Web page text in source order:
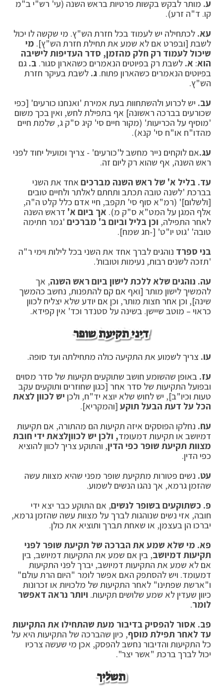
ע. מותר לבקש בקשות פרטיות בראש השנה (עי' רש"י ב"מ
קו. ד"ה זרע).
עא. לכתחילה יש לעמוד בכל חזרת הש"ץ. מי שקשה לו יכול
לשבת [ובפרט אם לא שמע את תחילת חזרת הש"ץ]. מי
שיכול לעמוד רק חלק מהזמן, סדר העדיפות לישיבה
הוא: א. לשבת רק בפיוטים הנאמרים כשהארון סגור. ב. גם
בפיוטים הנאמרים כשהארון פתוח.ג. לשבת בעיקר חזרת
הש"ץ.
עב. יש לכרוע ולהשתחוות בעת אמירת 'ואנחנו כורעים' [כפי
שכורעים בברכה ראשונה] אף בתפילת לחש, ואין בכך משום
'מוסיף על הכריעות' (מקור חיים סי' קיג ס"ק ג, שלמת חיים
מהדו"ח או"ח סי' קנא).
עג.אם לוקחים נייר מחשב ל'כורעים' - צריך ומועיל יחוד לפני
ראש השנה, אף שהוא רק ליום זה.
עד. בליל א' של ראש השנה מברכים אחד את השני
בברכת 'לשנה טובה תכתב ותחתם לאלתר ולחיים טובים
[ולשלום]' (רמ"א סוף סי' תקפב, חיי אדם כלל קלט ה"ה,
אלף המגן על המט"א ס"ק מ). אך ביום א' דראש השנה
לאחר התפילה, וכן בליל וביום ב' מברכים 'גמר חתימה
טובה' 'גוט יו"ט' [-חג שמח].
בני ספרד נוהגים לברך אחד את השני בכל לילות וימי ר"ה
'תזכה לשנים רבות, נעימות וטובות'.
עה. נוהגים שלא ללכת לישון ביום ראש השנה, אך
להמשיך לישון מותר [ואף אם קם להתפנות, נחשב כהמשך
שינה], וכן אחר חצות מותר, וכן אם יודע שלא יצליח לכוון
כראוי – מוטב שיישן. בשינה על סטנדר וכד' אין קפידא.
דיני תקיעת שופר
עו. צריך לשמוע את התקיעה כולה מתחילתה ועד סופה.
עז. באופן שהשומע חושב שתוקעים תקיעות של סדר מסוים
ובפועל התקיעות של סדר אחר [כגון שחוזרים ותוקעים עקב
טעות וכיו"ב], יש לחוש שלא יוצא יד"ח, ולכן יש לכוון לצאת
הכל על דעת הבעל תוקע [והמקריא].
עח. נחלקו הפוסקים איזה תקיעות הם מהתורה, אם תקיעות
דמיושב או תקיעות דמעומד, ולכן יש לכווןלצאת ידי חובת
מצוות תקיעת שופר כפי הדין, והתוקע צריך לכוון להוציא
כפי הדין.
עט. נשים פטורות מתקיעת שופר מפני שהיא מצוות עשה
שהזמן גרמא, אך נהגו הנשים לשמוע.
פ. כשתוקעים בשופר לנשים, אם התוקע כבר יצא ידי
חובה, אזי נשים שנוהגות לברך על מצוות עשה שהזמן גרמא,
יברכו הן בעצמן, או שאחת תברך ותוציא את כולן.
פא. מי שלא שמע את הברכה של תקיעת שופר לפני
תקיעות דמיושב, בין אם שמע את התקיעות דמיושב, בין
אם לא שמע את התקיעות דמיושב, יברך לפני התקיעות
דמעומד. ויש להסתפק האם אפשר לומר "היום הרת עולם"
ו"ארשת שפתינו" לאחר התקיעות של מלכויות או זכרונות
כיוון שעדין לא שמע שלושים תקיעות. ויותר נראה דאפשר
לומר.
פב. אסור להפסיק בדיבור מעת שהתחילו את התקיעות
עד לאחר תפילת מוסף, כיון שהברכה של התקיעות היא על
כל התקיעות והדיבור נחשב להפסק, אכן מי שעשה צרכיו
יכול לברך ברכת "אשר יצר".
תשליך